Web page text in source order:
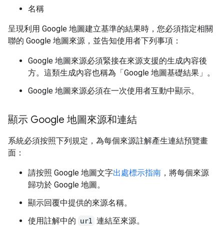
名稱
呈現利用 Google 地圖建立基準的結果時，您必須指定相關
聯的 Google 地圖來源，並告知使用者下列事項：
Google 地圖來源必須緊接在來源支援的生成內容後
方。這類生成內容也稱為「Google 地圖基礎結果」。
Google 地圖來源必須在一次使用者互動中顯示。
顯示 Google 地圖來源和連結
系統必須按照下列規定，為每個來源註解產生連結預覽畫
面：
請按照 Google 地圖文字出處標示指南 ，將每個來源
歸功於 Google 地圖。
顯示回覆中提供的來源名稱。
使用註解中的 url 連結至來源。